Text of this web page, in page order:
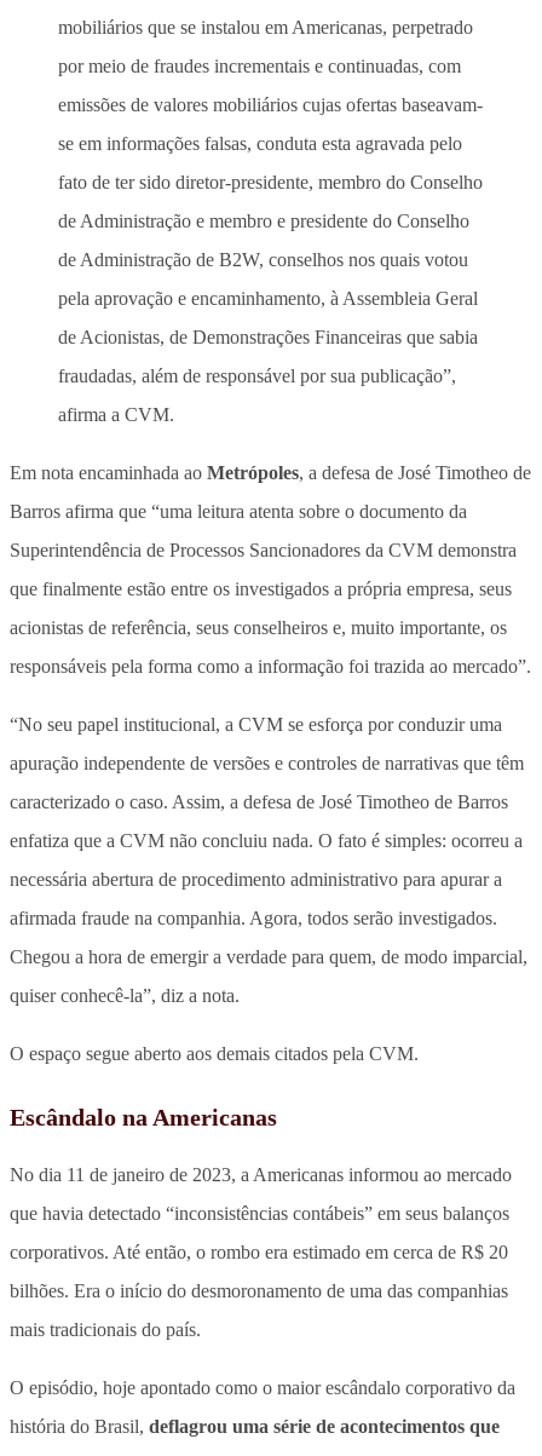
mobiliários que se instalou em Americanas, perpetrado
por meio de fraudes incrementais e continuadas, com
emissões de valores mobiliários cujas ofertas baseavam-
se em informações falsas, conduta esta agravada pelo
fato de ter sido diretor-presidente, membro do Conselho
de Administração e membro e presidente do Conselho
de Administração de B2W, conselhos nos quais votou
pela aprovação e encaminhamento, à Assembleia Geral
de Acionistas, de Demonstrações Financeiras que sabia
fraudadas, além de responsável por sua publicação”,
afirma a CVM.
Em nota encaminhada ao Metrópoles, a defesa de José Timotheo de
Barros afirma que “uma leitura atenta sobre o documento da
Superintendência de Processos Sancionadores da CVM demonstra
que finalmente estão entre os investigados a própria empresa, seus
acionistas de referência, seus conselheiros e, muito importante, os
responsáveis pela forma como a informação foi trazida ao mercado”.
“No seu papel institucional, a CVM se esforça por conduzir uma
apuração independente de versões e controles de narrativas que têm
caracterizado o caso. Assim, a defesa de José Timotheo de Barros
enfatiza que a CVM não concluiu nada. O fato é simples: ocorreu a
necessária abertura de procedimento administrativo para apurar a
afirmada fraude na companhia. Agora, todos serão investigados.
Chegou a hora de emergir a verdade para quem, de modo imparcial,
quiser conhecê-la”, diz a nota.
O espaço segue aberto aos demais citados pela CVM.
Escândalo na Americanas
No dia 11 de janeiro de 2023, a Americanas informou ao mercado
que havia detectado “inconsistências contábeis” em seus balanços
corporativos. Até então, o rombo era estimado em cerca de R$ 20
bilhões. Era o início do desmoronamento de uma das companhias
mais tradicionais do país.
O episódio, hoje apontado como o maior escândalo corporativo da
história do Brasil, deflagrou uma série de acontecimentos que